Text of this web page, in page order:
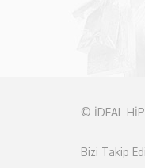
© İDEAL
Bizi Takip